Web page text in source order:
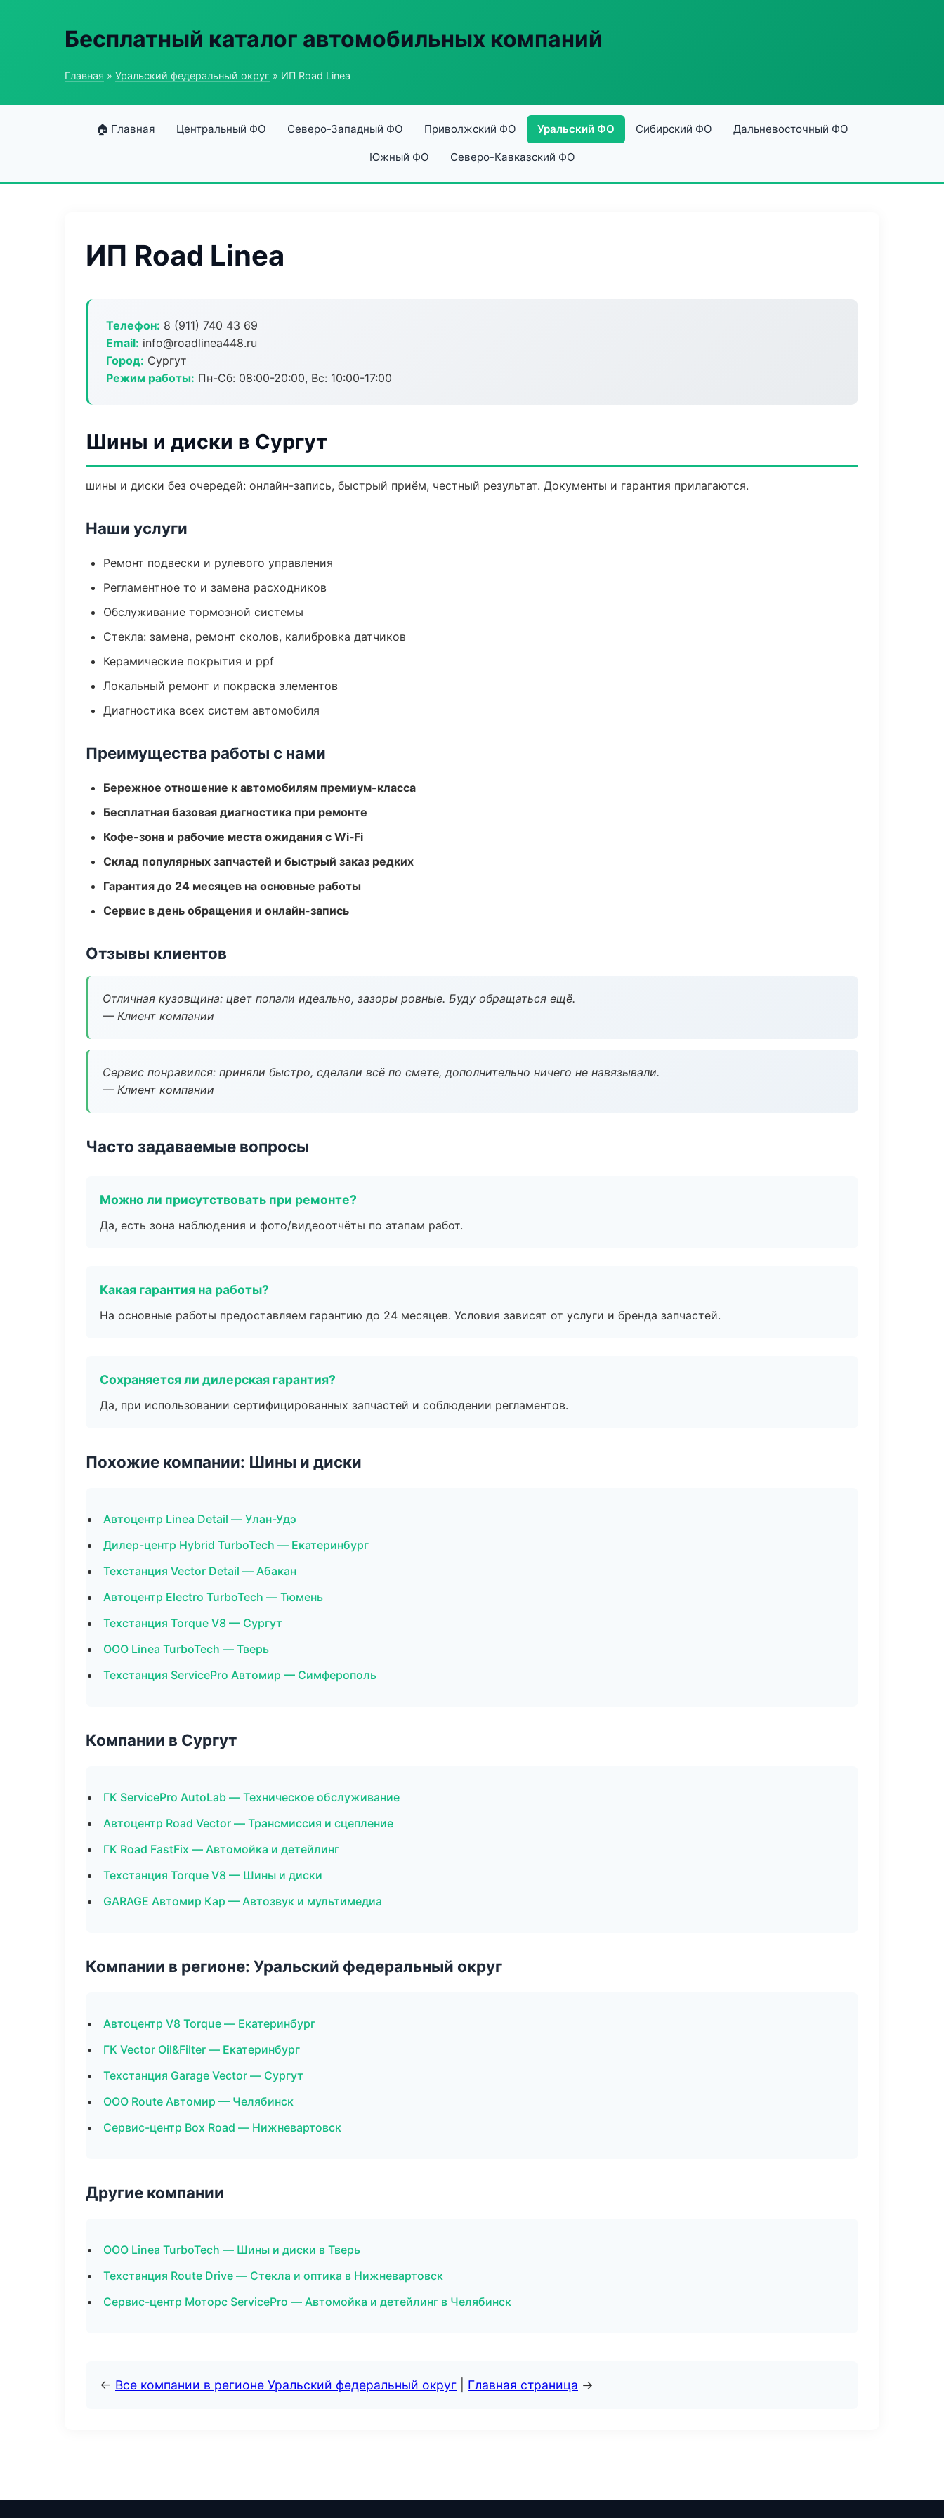
Бесплатный каталог автомобильных компаний
Главная » Уральский федеральный округ » ИП Road Linea
🏠 Главная Центральный ФО Северо-Западный ФО Приволжский ФО Уральский ФО Сибирский ФО Дальневосточный ФО
Южный ФО Северо-Кавказский ФО
ИП Road Linea
Телефон: 8 (911) 740 43 69
Email: info@roadlinea448.ru
Город: Сургут
Режим работы: Пн-Сб: 08:00-20:00, Вс: 10:00-17:00
Шины и диски в Сургут
шины и диски без очередей: онлайн-запись, быстрый приём, честный результат. Документы и гарантия прилагаются.
Наши услуги
Ремонт подвески и рулевого управления
Регламентное то и замена расходников
Обслуживание тормозной системы
Стекла: замена, ремонт сколов, калибровка датчиков
Керамические покрытия и ppf
Локальный ремонт и покраска элементов
Диагностика всех систем автомобиля
Преимущества работы с нами
Бережное отношение к автомобилям премиум-класса
Бесплатная базовая диагностика при ремонте
Кофе-зона и рабочие места ожидания с Wi‑Fi
Склад популярных запчастей и быстрый заказ редких
Гарантия до 24 месяцев на основные работы
Сервис в день обращения и онлайн-запись
Отзывы клиентов
Отличная кузовщина: цвет попали идеально, зазоры ровные. Буду обращаться ещё.
— Клиент компании
Сервис понравился: приняли быстро, сделали всё по смете, дополнительно ничего не навязывали.
— Клиент компании
Часто задаваемые вопросы
Можно ли присутствовать при ремонте?
Да, есть зона наблюдения и фото/видеоотчёты по этапам работ.
Какая гарантия на работы?
На основные работы предоставляем гарантию до 24 месяцев. Условия зависят от услуги и бренда запчастей.
Сохраняется ли дилерская гарантия?
Да, при использовании сертифицированных запчастей и соблюдении регламентов.
Похожие компании: Шины и диски
Автоцентр Linea Detail — Улан-Удэ
Дилер-центр Hybrid TurboTech — Екатеринбург
Техстанция Vector Detail — Абакан
Автоцентр Electro TurboTech — Тюмень
Техстанция Torque V8 — Сургут
ООО Linea TurboTech — Тверь
Техстанция ServicePro Автомир — Симферополь
Компании в Сургут
ГК ServicePro AutoLab — Техническое обслуживание
Автоцентр Road Vector — Трансмиссия и сцепление
ГК Road FastFix — Автомойка и детейлинг
Техстанция Torque V8 — Шины и диски
GARAGE Автомир Кар — Автозвук и мультимедиа
Компании в регионе: Уральский федеральный округ
Автоцентр V8 Torque — Екатеринбург
ГК Vector Oil&Filter — Екатеринбург
Техстанция Garage Vector — Сургут
ООО Route Автомир — Челябинск
Сервис-центр Box Road — Нижневартовск
Другие компании
ООО Linea TurboTech — Шины и диски в Тверь
Техстанция Route Drive — Стекла и оптика в Нижневартовск
Сервис-центр Моторс ServicePro — Автомойка и детейлинг в Челябинск
← Все компании в регионе Уральский федеральный округ Главная страница →